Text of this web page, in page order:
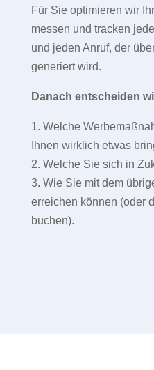
Für Sie optimieren wir
messen und tracken
und jeden Anruf, der
generiert wird.
Danach entscheiden
1. Welche
Ihnen wirklich etwas
2. Welche Sie sich in
3. Wie Sie mit dem
erreichen können (oder
buchen).